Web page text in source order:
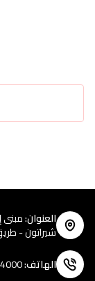
العنوان:
شيراتون -
الهاتف: